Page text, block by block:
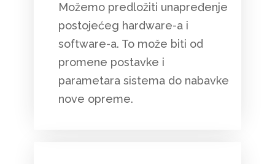
Možemo predložiti unapređenje
postojećeg hardware-a i
software-a. To može biti od
promene postavke i
parametara sistema do nabavke
nove opreme.